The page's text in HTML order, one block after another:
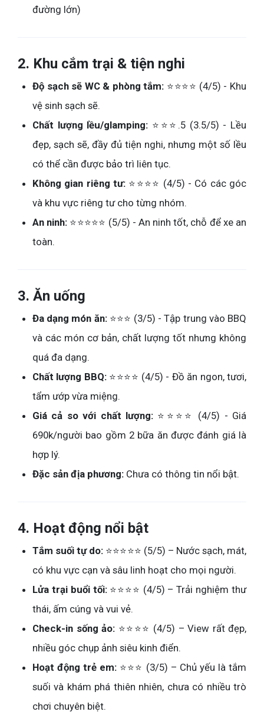
đường lớn)
2. Khu cắm trại & tiện nghi
Độ sạch sẽ WC & phòng tắm: ⭐⭐⭐⭐ (4/5) - Khu
vệ sinh sạch sẽ.
Chất lượng lều/glamping: ⭐⭐⭐.5 (3.5/5) - Lều
đẹp, sạch sẽ, đầy đủ tiện nghi, nhưng một số lều
có thể cần được bảo trì liên tục.
Không gian riêng tư:⭐⭐⭐⭐ (4/5) - Có các góc
và khu vực riêng tư cho từng nhóm.
An ninh: ⭐⭐⭐⭐⭐ (5/5) - An ninh tốt, chỗ để xe an
toàn.
3. Ăn uống
Đa dạng món ăn:⭐⭐⭐ (3/5) - Tập trung vào BBQ
và các món cơ bản, chất lượng tốt nhưng không
quá đa dạng.
Chất lượng BBQ:⭐⭐⭐⭐ (4/5) - Đồ ăn ngon, tươi,
tẩm ướp vừa miệng.
Giá cả so với chất lượng:⭐⭐⭐⭐ (4/5) - Giá
690k/người bao gồm 2 bữa ăn được đánh giá là
hợp lý.
Đặc sản địa phương: Chưa có thông tin nổi bật.
4. Hoạt động nổi bật
Tắm suối tự do: ⭐⭐⭐⭐⭐ (5/5) – Nước sạch, mát,
có khu vực cạn và sâu linh hoạt cho mọi người.
Lửa trại buổi tối:⭐⭐⭐⭐ (4/5) – Trải nghiệm thư
thái, ấm cúng và vui vẻ.
Check-in sống ảo: ⭐⭐⭐⭐ (4/5) – View rất đẹp,
nhiều góc chụp ảnh siêu kinh điển.
Hoạt động trẻ em: ⭐⭐⭐ (3/5) – Chủ yếu là tắm
suối và khám phá thiên nhiên, chưa có nhiều trò
chơi chuyên biệt.